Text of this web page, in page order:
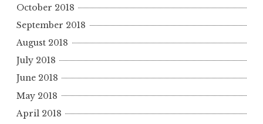
October 2018
September 2018
August 2018
July 2018
June 2018
May 2018
April 2018